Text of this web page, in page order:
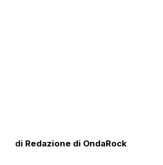
di Redazione di OndaRock